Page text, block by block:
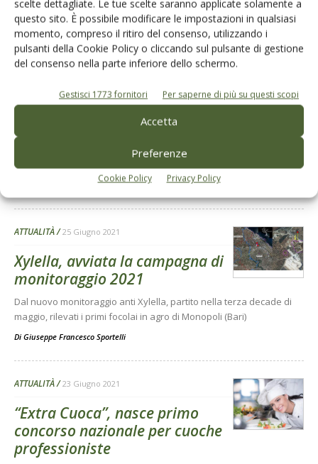
scelte dettagliate. Le tue scelte saranno applicate solamente a
questo sito. È possibile modificare le impostazioni in qualsiasi
momento, compreso il ritiro del consenso, utilizzando i
pulsanti della Cookie Policy o cliccando sul pulsante di gestione
del consenso nella parte inferiore dello schermo.
Gestisci 1773 fornitori Per saperne di più su questi scopi
Accetta
Preferenze
Cookie Policy Privacy Policy
ATTUALITÀ 28 Giugno 2021
Xylella, un progetto
sperimentale per ricostruire il
paesaggio
L’assessore all’Ambiente e al Paesaggio della Regione Puglia, Anna
Grazia Maraschio: «Ricreare un patrimonio naturale e identitario
ormai compromesso dalla Xylella»
Giuseppe Francesco Sportelli
ATTUALITÀ 25 Giugno 2021
Xylella, avviata la campagna di
monitoraggio 2021
Dal nuovo monitoraggio anti Xylella, partito nella terza decade di
maggio, rilevati i primi focolai in agro di Monopoli (Bari)
Di Giuseppe Francesco Sportelli
ATTUALITÀ 23 Giugno 2021
“Extra Cuoca”, nasce primo
concorso nazionale per cuoche
professioniste